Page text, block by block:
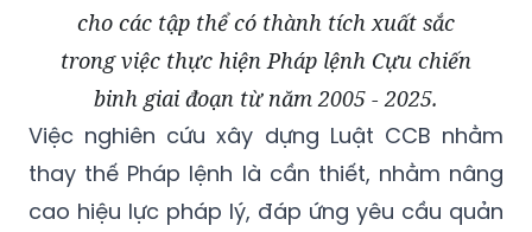
cho các tập thể có thành tích xuất sắc
trong việc thực hiện Pháp lệnh Cựu chiến
binh giai đoạn từ năm 2005 - 2025.
Việc nghiên cứu xây dựng Luật CCB nhằm
thay thế Pháp lệnh là cần thiết, nhằm nâng
cao hiệu lực pháp lý, đáp ứng yêu cầu quản